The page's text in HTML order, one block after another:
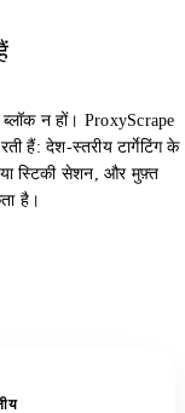
न हों। ProxyScrape
हैं: देश-स्तरीय टार्गेटिंग के
स्टिकी सेशन, और मुफ़्त
है।